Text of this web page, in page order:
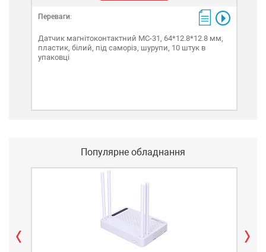
Переваги:
Датчик магнітоконтактний MC-31, 64*12.8*12.8 мм,
пластик, білий, під саморіз, шурупи, 10 штук в
упаковці
Популярне обладнання